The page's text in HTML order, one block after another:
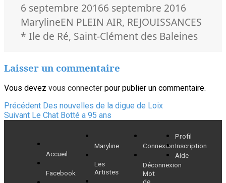
Publié
le
6 septembre 20166 septembre 2016
MarylineCatégories
EN PLEIN AIR, REJOUISSANCES
* Ile de Ré, Saint-Clément des Baleines
Laisser un commentaire
Vous devez vous connecter pour publier un commentaire.
Navigation
de
l’article
Précédent Article
précédent :
Des nouvelles de la digue de Loix
Suivant Article
Le Chat Botté a 95 ans
Accueil
Facebook
Maryline
Les
Artistes
Connexion
Déconnexion
Mot
Profil
Inscription
Aide